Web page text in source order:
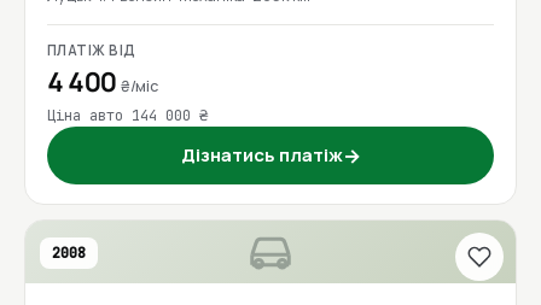
ПЛАТІЖ ВІД
4 400₴/міс
Ціна авто 144 000 ₴
Дізнатись платіж→
2008